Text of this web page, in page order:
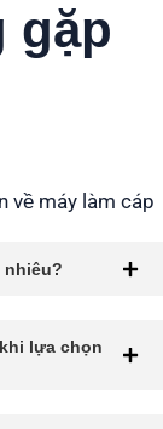
gặp
về máy làm cáp
nhiêu?
lựa chọn